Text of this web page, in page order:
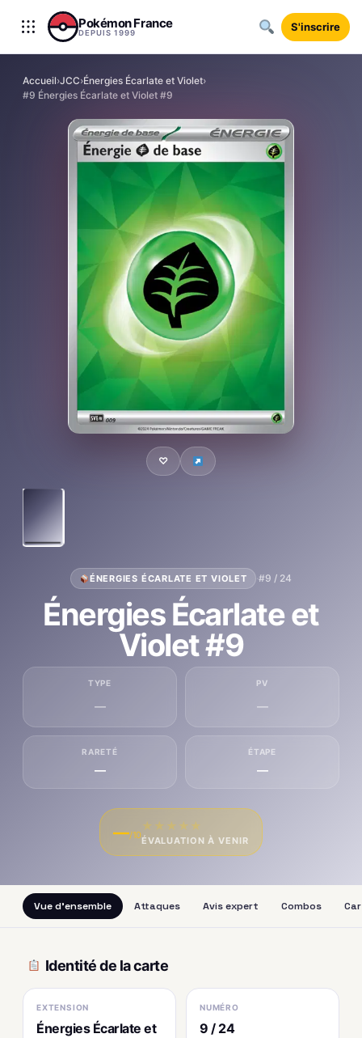
Aller au contenu
Pokémon France
DEPUIS 1999 S'inscrire
Accueil›JCC›Énergies Écarlate et Violet›
#9 Énergies Écarlate et Violet #9
♡
ÉNERGIES ÉCARLATE ET VIOLET ·#9 / 24
Énergies Écarlate et
Violet #9
TYPE
—
PV
—
RARETÉ
—
ÉTAPE
—
—/10
★ ★ ★ ★ ★
ÉVALUATION À VENIR
Vue d'ensemble Attaques Avis expert Combos
Identité de la carte
EXTENSION
Énergies Écarlate et
NUMÉRO
9 / 24